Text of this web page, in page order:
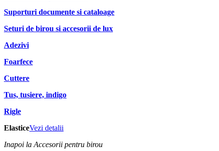
Suporturi documente si cataloage
Seturi de birou si accesorii de lux
Adezivi
Foarfece
Cuttere
Tus, tusiere, indigo
Rigle
ElasticeVezi detalii
Inapoi la Accesorii pentru birou